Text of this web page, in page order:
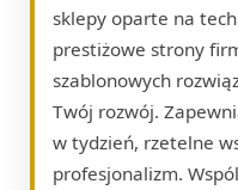
sklepy oparte na
prestiżowe strony
szablonowych
Twój rozwój.
w tydzień, rzetelne
profesjonalizm.